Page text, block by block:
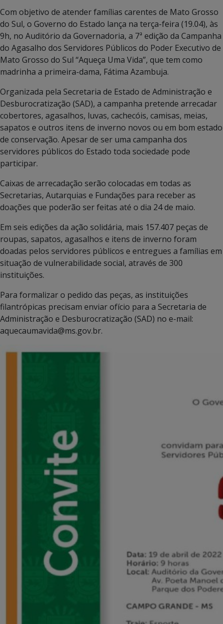
Com objetivo de atender famílias carentes de Mato Grosso
do Sul, o Governo do Estado lança na terça-feira (19.04), às
9h, no Auditório da Governadoria, a 7ª edição da Campanha
do Agasalho dos Servidores Públicos do Poder Executivo de
Mato Grosso do Sul “Aqueça Uma Vida”, que tem como
madrinha a primeira-dama, Fátima Azambuja.
Organizada pela Secretaria de Estado de Administração e
Desburocratização (SAD), a campanha pretende arrecadar
cobertores, agasalhos, luvas, cachecóis, camisas, meias,
sapatos e outros itens de inverno novos ou em bom estado
de conservação. Apesar de ser uma campanha dos
servidores públicos do Estado toda sociedade pode
participar.
Caixas de arrecadação serão colocadas em todas as
Secretarias, Autarquias e Fundações para receber as
doações que poderão ser feitas até o dia 24 de maio.
Em seis edições da ação solidária, mais 157.407 peças de
roupas, sapatos, agasalhos e itens de inverno foram
doadas pelos servidores públicos e entregues a famílias em
situação de vulnerabilidade social, através de 300
instituições.
Para formalizar o pedido das peças, as instituições
filantrópicas precisam enviar ofício para a Secretaria de
Administração e Desburocratização (SAD) no e-mail:
aquecaumavida@ms.gov.br.